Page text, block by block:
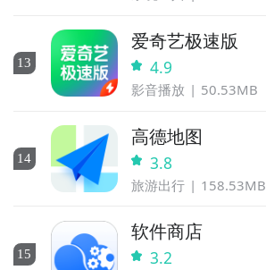
13
爱奇艺极速版
4.9
影音播放 50.53MB
14
高德地图
3.8
旅游出行 158.53MB
15
软件商店
3.2